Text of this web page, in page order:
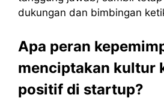
dukungan dan bimbingan
Apa peran
menciptakan kultur
positif di startup?